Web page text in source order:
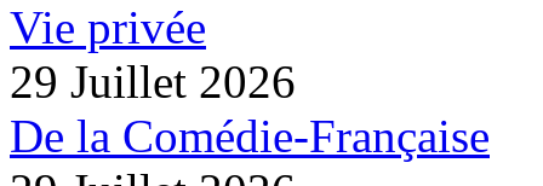
Vie privée
29 Juillet 2026
De la Comédie-Française